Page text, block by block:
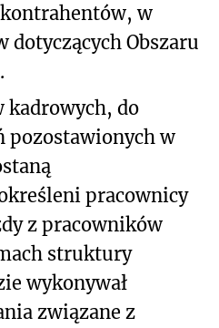
w
dotyczących Obszaru
kadrowych, do
pozostawionych w
pracownicy
z pracowników
struktury
wykonywał
związane z